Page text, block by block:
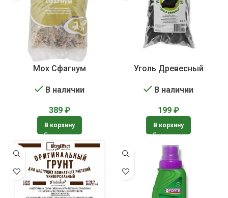
Мох Сфагнум
В наличии
389 ₽
В корзину
Уголь Древесный
В наличии
199 ₽
В корзину